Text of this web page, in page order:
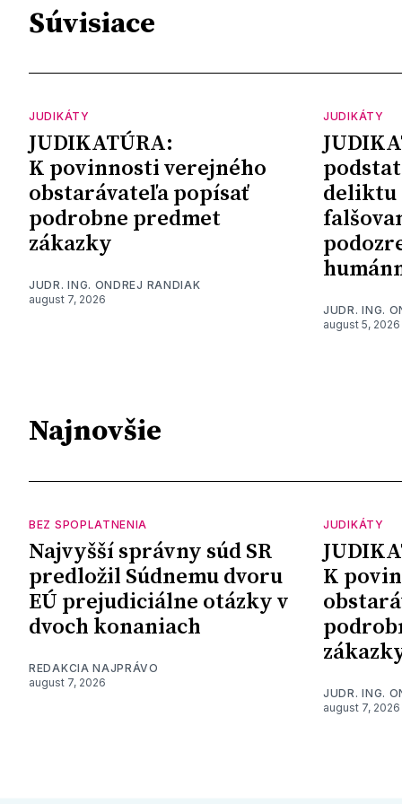
Súvisiace
JUDIKÁTY
JUDIKATÚRA:
K povinnosti verejného
obstarávateľa popísať
podrobne predmet
zákazky
JUDR. ING. ONDREJ RANDIAK
august 7, 2026
JUDIKÁTY
deliktu
JUDR. ING.
august 5, 2026
Najnovšie
BEZ SPOPLATNENIA
Najvyšší správny súd SR
predložil Súdnemu dvoru
EÚ prejudiciálne otázky v
dvoch konaniach
REDAKCIA NAJPRÁVO
august 7, 2026
JUDIKÁTY
K
JUDR. ING.
august 7, 2026